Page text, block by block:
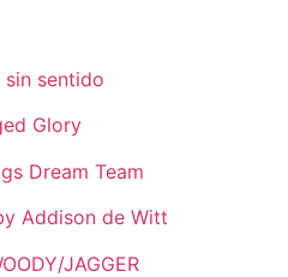
sin sentido
Glory
Dream Team
Addison de Witt
JAGGER